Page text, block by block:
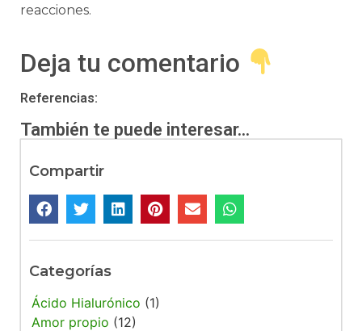
reacciones.
Deja tu comentario
Referencias:
También te puede interesar...
Compartir
Categorías
Ácido Hialurónico (1)
Amor propio (12)